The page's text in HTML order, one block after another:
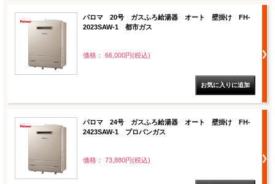
パロマ 20号 ガスふろ給湯器 オート 壁掛け FH-
2023SAW-1 都市ガス
価格： 66,000円(税込)
パロマ 24号 ガスふろ給湯器 オート 壁掛け FH-
2423SAW-1 プロパンガス
価格： 73,880円(税込)